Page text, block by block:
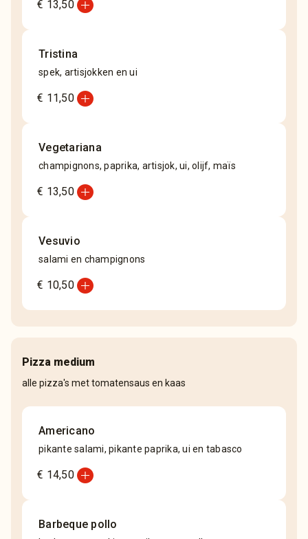
€ 13,50
Tristina
spek, artisjokken en ui
€ 11,50add_circle
Vegetariana
champignons, paprika, artisjok, ui, olijf, maïs
€ 13,50add_circle
Vesuvio
salami en champignons
€ 10,50add_circle
Pizza medium
alle pizza's met tomatensaus en kaas
Americano
pikante salami, pikante paprika, ui en tabasco
€ 14,50add_circle
Barbeque pollo